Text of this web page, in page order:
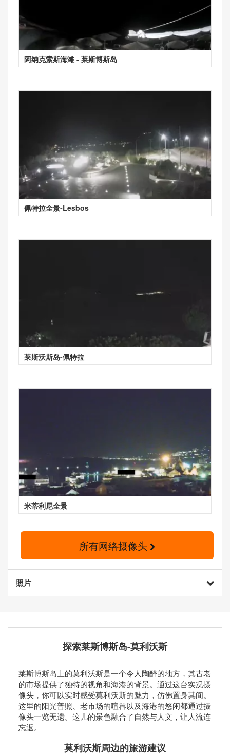
阿纳克索斯海滩 - 莱斯博斯岛
佩特拉全景-Lesbos
莱斯沃斯岛-佩特拉
米蒂利尼全景
所有网络摄像头
照片
探索莱斯博斯岛-莫利沃斯
莱斯博斯岛上的莫利沃斯是一个令人陶醉的地方，其古老
的市场提供了独特的视角和海港的背景。通过这台实况摄
像头，你可以实时感受莫利沃斯的魅力，仿佛置身其间。
这里的阳光普照、老市场的喧嚣以及海港的悠闲都通过摄
像头一览无遗。这儿的景色融合了自然与人文，让人流连
忘返。
莫利沃斯周边的旅游建议